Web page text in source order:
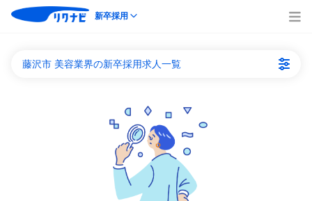
新卒採用
藤沢市 美容業界の新卒採用求人一覧